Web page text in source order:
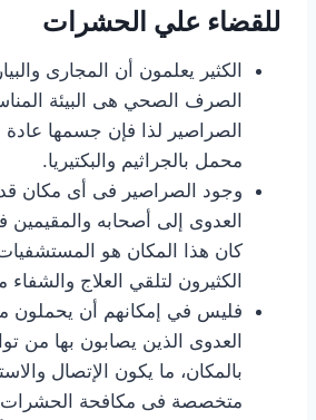
للقضاء علي الحشرات
الكثير يعلمون أن المجارى
الصرف الصحي هى البيئة
الصراصير لذا فإن جسمها
محمل بالجراثيم والبكتيريا.
وجود الصراصير فى أى مكان
العدوى إلى أصحابه والمقيمين
كان هذا المكان هو
الكثيرون لتلقي العلاج
فليس في إمكانهم أن يحملون
العدوى الذين يصابون بها من
بالمكان، ما يكون الإتصال
متخصصة فى مكافحة